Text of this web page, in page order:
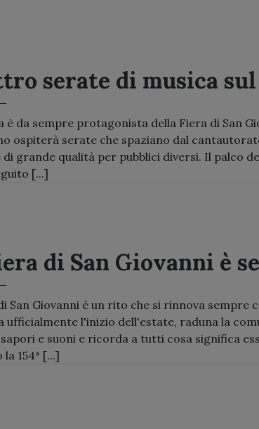
serate di musica
è da sempre protagonista della Fiera di San
ospiterà serate che spaziano dal
grande qualità per pubblici diversi. Il palco
[...]
di San Giovanni è
San Giovanni è un rito che si rinnova
ufficialmente l'inizio dell'estate, raduna la
e suoni e ricorda a tutti cosa significa
154ª [...]